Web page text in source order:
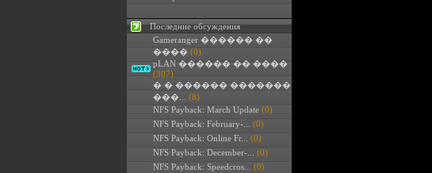
Последние обсуждения
Gameranger ������ ��
���� (0)
pLAN ������ �� ����
(307)
� � ������ �������
���...
(8)
NFS Payback: March Update (0)
NFS Payback: February-...
(0)
NFS Payback: Online Fr...
(0)
NFS Payback: December-...
(0)
NFS Payback: Speedcros...
(0)